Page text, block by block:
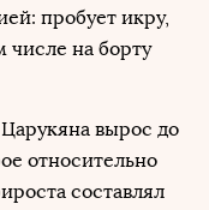
пробует икру,
числе на борту
вырос до
относительно
составлял